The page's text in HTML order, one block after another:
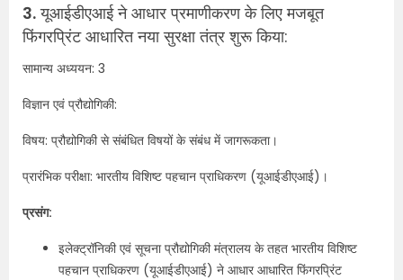
3.यूआईडीएआई ने आधार प्रमाणीकरण के लिए मजबूत
फिंगरप्रिंट आधारित नया सुरक्षा तंत्र शुरू किया:
सामान्य अध्ययन: 3
विज्ञान एवं प्रौद्योगिकी:
विषय: प्रौद्योगिकी से संबंधित विषयों के संबंध में जागरूकता।
प्रारंभिक परीक्षा: भारतीय विशिष्ट पहचान प्राधिकरण (यूआईडीएआई)।
प्रसंग:
इलेक्ट्रॉनिकी एवं सूचना प्रौद्योगिकी मंत्रालय के तहत भारतीय विशिष्ट
पहचान प्राधिकरण (यूआईडीएआई) ने आधार आधारित फिंगरप्रिंट